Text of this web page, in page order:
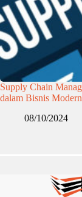
Supply Chain
dalam Bisnis Modern
08/10/2024